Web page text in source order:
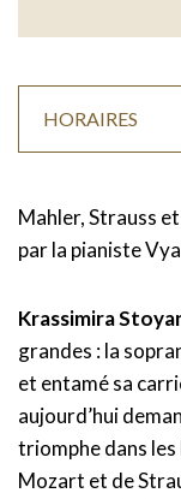
HORAIRES
Mahler, Strauss
par la pianiste
Krassimira
grandes : la
et entamé sa
aujourd’hui
triomphe dans
Mozart et de